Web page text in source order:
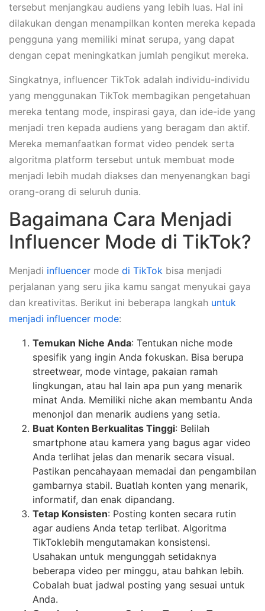
tersebut menjangkau audiens yang lebih luas. Hal ini
dilakukan dengan menampilkan konten mereka kepada
pengguna yang memiliki minat serupa, yang dapat
dengan cepat meningkatkan jumlah pengikut mereka.
Singkatnya, influencer TikTok adalah individu-individu
yang menggunakan TikTok membagikan pengetahuan
mereka tentang mode, inspirasi gaya, dan ide-ide yang
menjadi tren kepada audiens yang beragam dan aktif.
Mereka memanfaatkan format video pendek serta
algoritma platform tersebut untuk membuat mode
menjadi lebih mudah diakses dan menyenangkan bagi
orang-orang di seluruh dunia.
Bagaimana Cara Menjadi
Influencer Mode di TikTok?
Menjadi influencer mode di TikTok bisa menjadi
perjalanan yang seru jika kamu sangat menyukai gaya
dan kreativitas. Berikut ini beberapa langkah untuk
menjadi influencer mode:
Temukan Niche Anda: Tentukan niche mode
spesifik yang ingin Anda fokuskan. Bisa berupa
streetwear, mode vintage, pakaian ramah
lingkungan, atau hal lain apa pun yang menarik
minat Anda. Memiliki niche akan membantu Anda
menonjol dan menarik audiens yang setia.
Buat Konten Berkualitas Tinggi: Belilah
smartphone atau kamera yang bagus agar video
Anda terlihat jelas dan menarik secara visual.
Pastikan pencahayaan memadai dan pengambilan
gambarnya stabil. Buatlah konten yang menarik,
informatif, dan enak dipandang.
Tetap Konsisten: Posting konten secara rutin
agar audiens Anda tetap terlibat. Algoritma
TikToklebih mengutamakan konsistensi.
Usahakan untuk mengunggah setidaknya
beberapa video per minggu, atau bahkan lebih.
Cobalah buat jadwal posting yang sesuai untuk
Anda.